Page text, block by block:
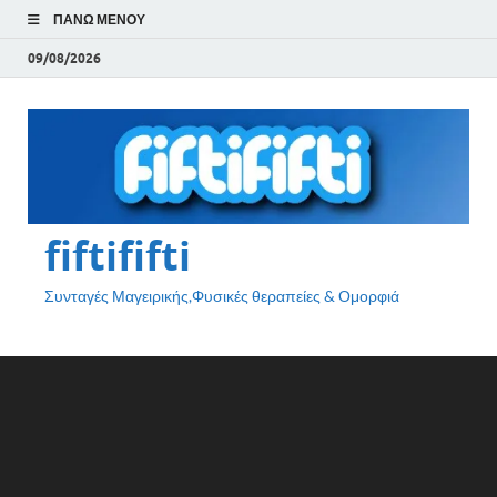
ΠΆΝΩ ΜΕΝΟΎ
09/08/2026
fiftififti
Συνταγές Μαγειρικής,Φυσικές θεραπείες & Ομορφιά